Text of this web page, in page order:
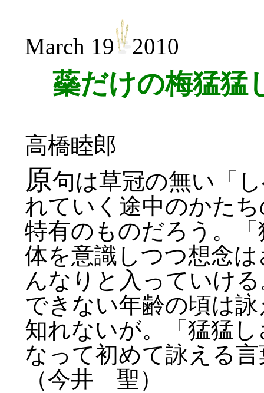
March 19 2010
蘂だけの梅猛猛
高橋睦郎
原句は草冠の無い「
れていく途中のかた
特有のものだろう。
体を意識しつつ想念
んなりと入っていけ
できない年齢の頃は
知れないが。「猛猛
なって初めて詠える
（今井 聖）